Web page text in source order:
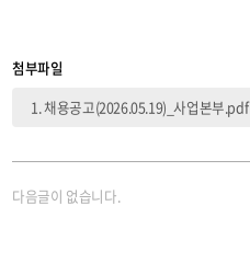
첨부파일
채용공고(2026.05.19)_사업본부.pdf
다음글이 없습니다.